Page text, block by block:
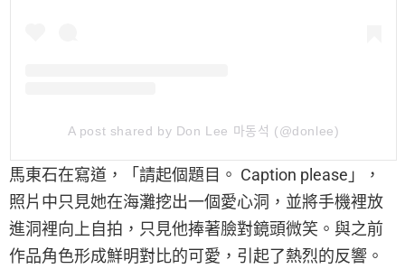
A post shared by Don Lee 마동석 (@donlee)
馬東石在寫道，「請起個題目。 Caption please」，
照片中只見她在海灘挖出一個愛心洞，並將手機裡放
進洞裡向上自拍，只見他捧著臉對鏡頭微笑。與之前
作品角色形成鮮明對比的可愛，引起了熱烈的反響。